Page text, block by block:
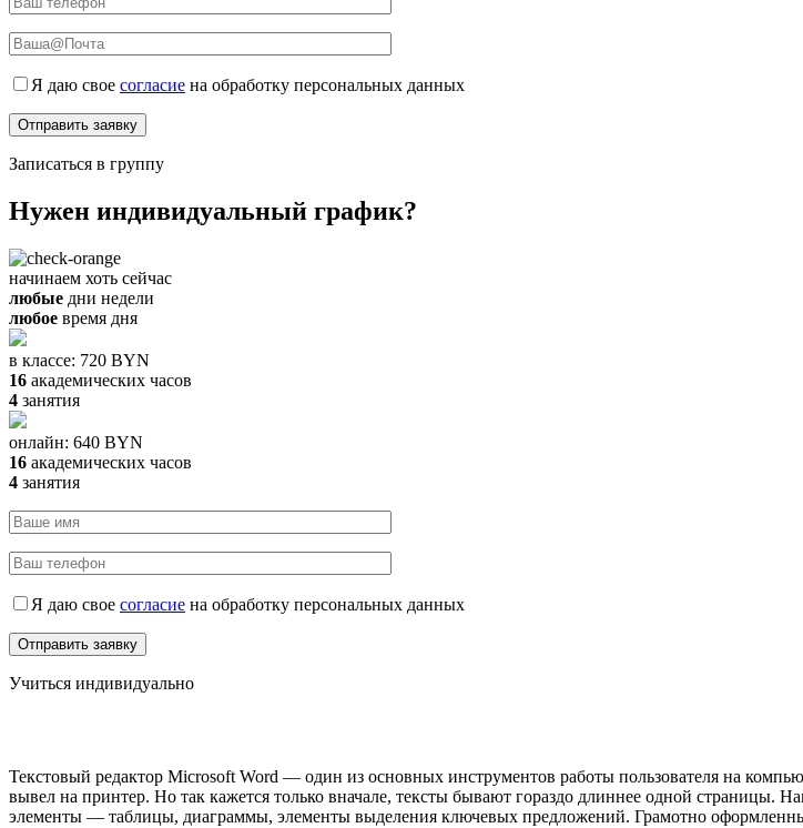
Я даю свое согласие на обработку персональных данных
Записаться в группу
Нужен индивидуальный график?
начинаем хоть сейчас
любые дни недели
любое время дня
в классе: 720 BYN
16 академических часов
4 занятия
онлайн: 640 BYN
16 академических часов
4 занятия
Я даю свое согласие на обработку персональных данных
Учиться индивидуально
Текстовый редактор Microsoft Word — один из основных инструментов работы пользователя на
вывел на принтер. Но так кажется только вначале, тексты бывают гораздо длиннее одной страницы.
элементы — таблицы, диаграммы, элементы выделения ключевых предложений. Грамотно